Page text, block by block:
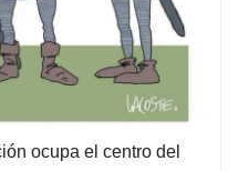
ocupa el centro del